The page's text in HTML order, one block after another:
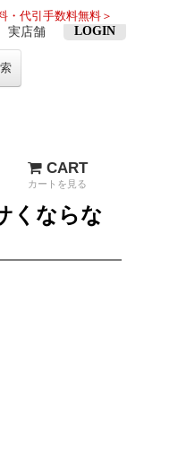
・代引手数料無料＞
実店舗 LOGIN
CART
カートを見る
くならな